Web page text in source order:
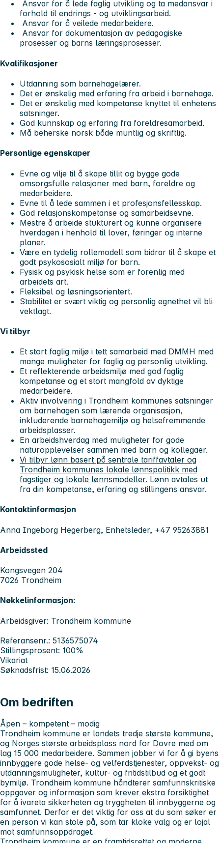
Ansvar for å lede faglig utvikling og ta medansvar i
forhold til endrings - og utviklingsarbeid.
Ansvar for å veilede medarbeidere.
Ansvar for dokumentasjon av pedagogiske
prosesser og barns læringsprosesser.
Kvalifikasjoner
Utdanning som barnehagelærer.
Det er ønskelig med erfaring fra arbeid i barnehage.
Det er ønskelig med kompetanse knyttet til enhetens
satsninger.
God kunnskap og erfaring fra foreldresamarbeid.
Må beherske norsk både muntlig og skriftlig.
Personlige egenskaper
Evne og vilje til å skape tillit og bygge gode
omsorgsfulle relasjoner med barn, foreldre og
medarbeidere.
Evne til å lede sammen i et profesjonsfellesskap.
God relasjonskompetanse og samarbeidsevne.
Mestre å arbeide stukturert og kunne organisere
hverdagen i henhold til lover, føringer og interne
planer.
Være en tydelig rollemodell som bidrar til å skape et
godt psykososialt miljø for barn.
Fysisk og psykisk helse som er forenlig med
arbeidets art.
Fleksibel og løsningsorientert.
Stabilitet er svært viktig og personlig egnethet vil bli
vektlagt.
Vi tilbyr
Et stort faglig miljø i tett samarbeid med DMMH med
mange muligheter for faglig og personlig utvikling.
Et reflekterende arbeidsmiljø med god faglig
kompetanse og et stort mangfold av dyktige
medarbeidere.
Aktiv involvering i Trondheim kommunes satsninger
om barnehagen som lærende organisasjon,
inkluderende barnehagemiljø og helsefremmende
arbeidsplasser.
En arbeidshverdag med muligheter for gode
naturopplevelser sammen med barn og kollegaer.
Vi tilbyr lønn basert på sentrale tariffavtaler og
Trondheim kommunes lokale lønnspolitikk med
fagstiger og lokale lønnsmodeller. Lønn avtales ut
fra din kompetanse, erfaring og stillingens ansvar.
Kontaktinformasjon
Anna Ingeborg Hegerberg, Enhetsleder, +47 95263881
Arbeidssted
Kongsvegen 204
7026 Trondheim
Nøkkelinformasjon:
Arbeidsgiver: Trondheim kommune
Referansenr.: 5136575074
Stillingsprosent: 100%
Vikariat
Søknadsfrist: 15.06.2026
Om bedriften
Åpen – kompetent – modig
Trondheim kommune er landets tredje største kommune,
og Norges største arbeidsplass nord for Dovre med om
lag 15 000 medarbeidere. Sammen jobber vi for å gi byens
innbyggere gode helse- og velferdstjenester, oppvekst- og
utdanningsmuligheter, kultur- og fritidstilbud og et godt
bymiljø. Trondheim kommune håndterer samfunnskritiske
oppgaver og informasjon som krever ekstra forsiktighet
for å ivareta sikkerheten og tryggheten til innbyggerne og
samfunnet. Derfor er det viktig for oss at du som søker er
en person vi kan stole på, som tar kloke valg og er lojal
mot samfunnsoppdraget.